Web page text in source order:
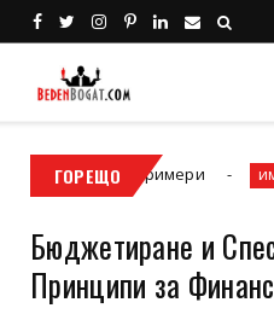
ГОРЕЩО имот Защо
Бюджетиране и
Принципи за